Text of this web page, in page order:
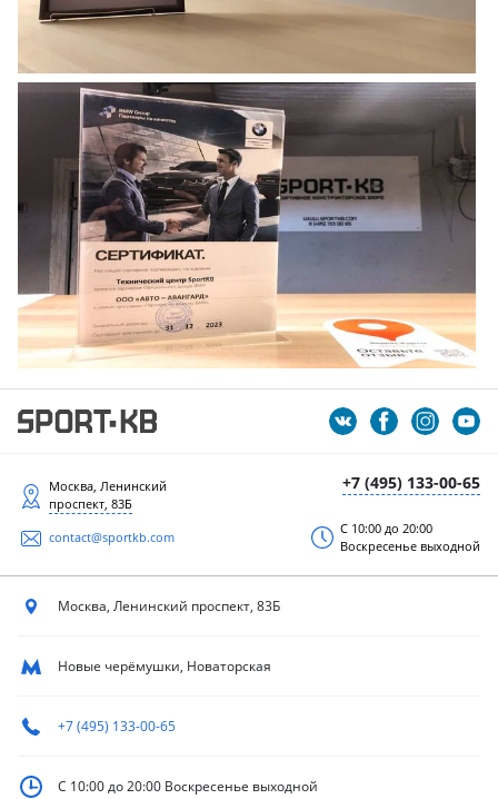
+7 (495) 133-00-65
Москва, Ленинский
проспект, 83Б
contact@sportkb.com
С 10:00 до 20:00
Воскресенье выходной
Москва, Ленинский проспект, 83Б
Новые черёмушки, Новаторская
+7 (495) 133-00-65
С 10:00 до 20:00 Воскресенье выходной